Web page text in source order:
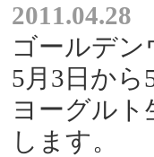
2011.04.28
ゴールデ
5月3日から
ヨーグル
します。